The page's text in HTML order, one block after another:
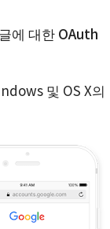
에 대한 OAuth
및 OS X의